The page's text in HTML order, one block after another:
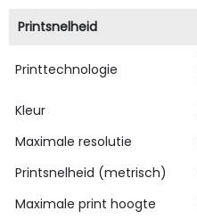
Printsnelheid
Printtechnologie
Kleur
Maximale resolutie
Printsnelheid (metrisch)
Maximale print hoogte